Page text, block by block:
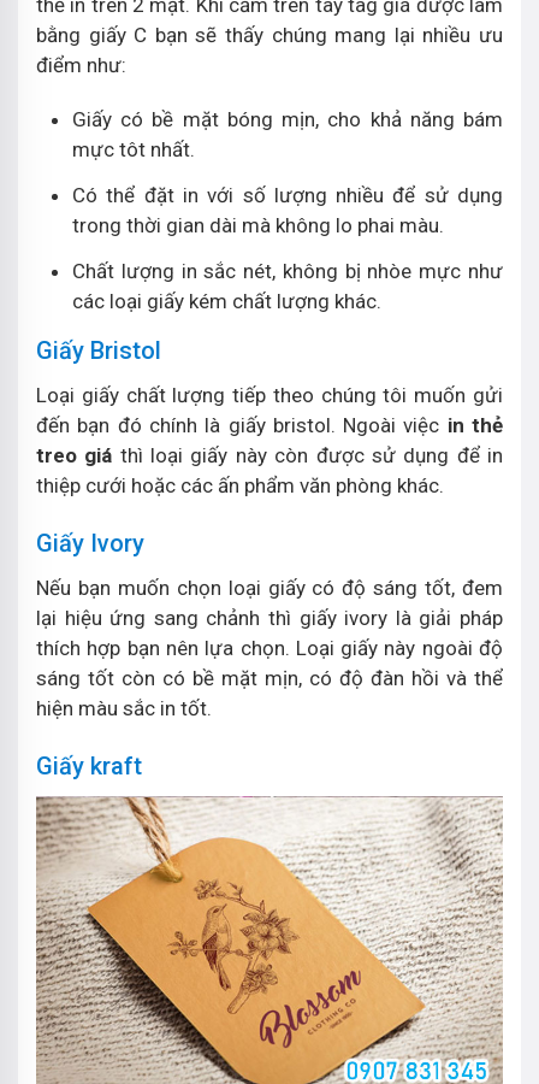
thể in trên 2 mặt. Khi cầm trên tay tag giá được làm
bằng giấy C bạn sẽ thấy chúng mang lại nhiều ưu
điểm như:
Giấy có bề mặt bóng mịn, cho khả năng bám
mực tôt nhất.
Có thể đặt in với số lượng nhiều để sử dụng
trong thời gian dài mà không lo phai màu.
Chất lượng in sắc nét, không bị nhòe mực như
các loại giấy kém chất lượng khác.
Giấy Bristol
Loại giấy chất lượng tiếp theo chúng tôi muốn gửi
đến bạn đó chính là giấy bristol. Ngoài việc in thẻ
treo giá thì loại giấy này còn được sử dụng để in
thiệp cưới hoặc các ấn phẩm văn phòng khác.
Giấy Ivory
Nếu bạn muốn chọn loại giấy có độ sáng tốt, đem
lại hiệu ứng sang chảnh thì giấy ivory là giải pháp
thích hợp bạn nên lựa chọn. Loại giấy này ngoài độ
sáng tốt còn có bề mặt mịn, có độ đàn hồi và thể
hiện màu sắc in tốt.
Giấy kraft